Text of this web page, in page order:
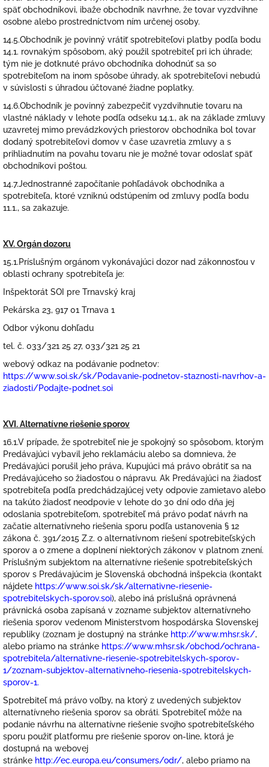
späť obchodníkovi, ibaže obchodník navrhne, že tovar vyzdvihne
osobne alebo prostredníctvom ním určenej osoby.
14.5.Obchodník je povinný vrátiť spotrebiteľovi platby podľa bodu
14.1. rovnakým spôsobom, aký použil spotrebiteľ pri ich úhrade;
tým nie je dotknuté právo obchodníka dohodnúť sa so
spotrebiteľom na inom spôsobe úhrady, ak spotrebiteľovi nebudú
v súvislosti s úhradou účtované žiadne poplatky.
14.6.Obchodník je povinný zabezpečiť vyzdvihnutie tovaru na
vlastné náklady v lehote podľa odseku 14.1., ak na základe zmluvy
uzavretej mimo prevádzkových priestorov obchodníka bol tovar
dodaný spotrebiteľovi domov v čase uzavretia zmluvy a s
prihliadnutím na povahu tovaru nie je možné tovar odoslať späť
obchodníkovi poštou.
14.7.Jednostranné započítanie pohľadávok obchodníka a
spotrebiteľa, ktoré vzniknú odstúpením od zmluvy podľa bodu
11.1., sa zakazuje.
XV. Orgán dozoru
15.1.Príslušným orgánom vykonávajúci dozor nad zákonnosťou v
oblasti ochrany spotrebiteľa je:
Inšpektorát SOI pre Trnavský kraj
Pekárska 23, 917 01 Trnava 1
Odbor výkonu dohľadu
tel. č. 033/321 25 27, 033/321 25 21
webový odkaz na podávanie podnetov:
https://www.soi.sk/sk/Podavanie-podnetov-staznosti-navrhov-a-
ziadosti/Podajte-podnet.soi
XVI. Alternatívne riešenie sporov
16.1.V prípade, že spotrebiteľ nie je spokojný so spôsobom, ktorým
Predávajúci vybavil jeho reklamáciu alebo sa domnieva, že
Predávajúci porušil jeho práva, Kupujúci má právo obrátiť sa na
Predávajúceho so žiadosťou o nápravu. Ak Predávajúci na žiadosť
spotrebiteľa podľa predchádzajúcej vety odpovie zamietavo alebo
na takúto žiadosť neodpovie v lehote do 30 dní odo dňa jej
odoslania spotrebiteľom, spotrebiteľ má právo podať návrh na
začatie alternatívneho riešenia sporu podľa ustanovenia § 12
zákona č. 391/2015 Z.z. o alternatívnom riešení spotrebiteľských
sporov a o zmene a doplnení niektorých zákonov v platnom znení.
Príslušným subjektom na alternatívne riešenie spotrebiteľských
sporov s Predávajúcim je Slovenská obchodná inšpekcia (kontakt
nájdete https://www.soi.sk/sk/alternativne-riesenie-
spotrebitelskych-sporov.soi), alebo iná príslušná oprávnená
právnická osoba zapísaná v zozname subjektov alternatívneho
riešenia sporov vedenom Ministerstvom hospodárska Slovenskej
republiky (zoznam je dostupný na stránke http://www.mhsr.sk/,
alebo priamo na stránke https://www.mhsr.sk/obchod/ochrana-
spotrebitela/alternativne-riesenie-spotrebitelskych-sporov-
1/zoznam-subjektov-alternativneho-riesenia-spotrebitelskych-
sporov-1.
Spotrebiteľ má právo voľby, na ktorý z uvedených subjektov
alternatívneho riešenia sporov sa obráti. Spotrebiteľ môže na
podanie návrhu na alternatívne riešenie svojho spotrebiteľského
sporu použiť platformu pre riešenie sporov on-line, ktorá je
dostupná na webovej
stránke http://ec.europa.eu/consumers/odr/, alebo priamo na